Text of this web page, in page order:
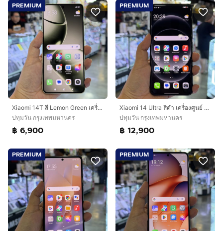
PREMIUM
Xiaomi 14T สี Lemon Green เครื่องศูนย์ สภาพสวยมากๆ จอ6.67นิ้ว แรม12รอม256 Dimensity8300 กล้อง50ล้าน(3ตัว)🔥🔥
ปทุมวัน กรุงเทพมหานคร
฿ 6,900
PREMIUM
Xiaomi 14 Ultra สีดำ เครื่องศูนย์ สภาพสวยมาก จอ6.73นิ้ว แรม16รอม512 Snap8 Gen3 กล้องLeica 50ล้าน(4ตัว)🔥🔥
ปทุมวัน กรุงเทพมหานคร
฿ 12,900
PREMIUM PREMIUM